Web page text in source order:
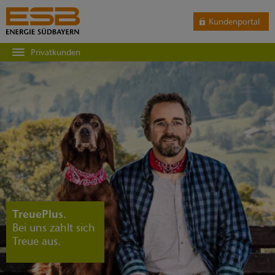
Kundenportal
Privatkunden
TreuePlus.
Bei uns zahlt sich
Treue aus.